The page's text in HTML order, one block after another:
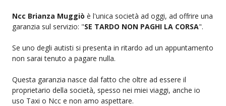
Ncc Brianza Muggiò è l'unica società ad oggi, ad offrire una
garanzia sul servizio: "SE TARDO NON PAGHI LA CORSA".
Se uno degli autisti si presenta in ritardo ad un appuntamento
non sarai tenuto a pagare nulla.
Questa garanzia nasce dal fatto che oltre ad essere il
proprietario della società, spesso nei miei viaggi, anche io
uso Taxi o Ncc e non amo aspettare.